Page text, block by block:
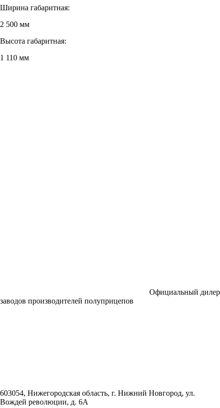
Ширина габаритная:
2 500 мм
Высота габаритная:
1 110 мм
Официальный дилер
заводов производителей полуприцепов
603054, Нижегородская область, г. Нижний Новгород, ул.
Вождей революции, д. 6А